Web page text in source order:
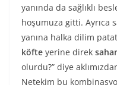
yanında da sağlıklı
hoşumuza gitti. Ayrıca
yanına halka dilim
köfte yerine direk
olurdu?” diye
Netekim bu